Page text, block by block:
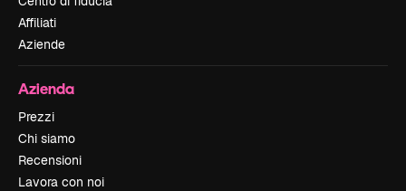
Affiliati
Aziende
Azienda
Prezzi
Chi siamo
Recensioni
Lavora con noi